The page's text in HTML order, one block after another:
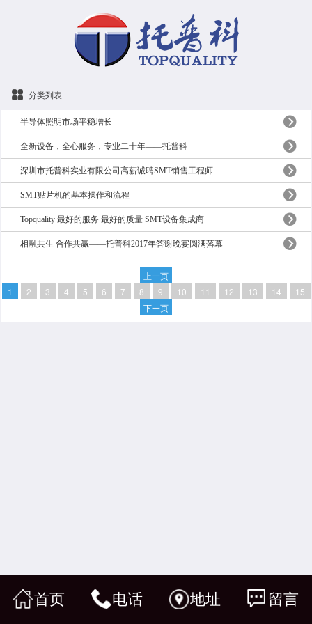
分类列表
半导体照明市场平稳增长
全新设备，全心服务，专业二十年——托普科
深圳市托普科实业有限公司高薪诚聘SMT销售工程师
SMT贴片机的基本操作和流程
Topquality 最好的服务 最好的质量 SMT设备集成商
相融共生 合作共赢——托普科2017年答谢晚宴圆满落幕
上一页
1
2 3 4 5 6 7 8 9 10 11 12 13 14
15
下一页
首页 电话 地址 留言